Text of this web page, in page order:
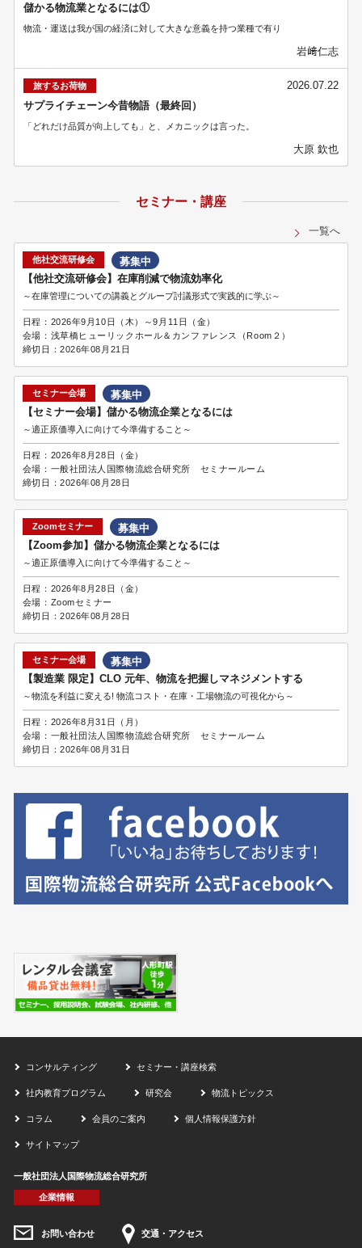
儲かる物流業となるには①
物流・運送は我が国の経済に対して大きな意義を持つ業種で有り
岩﨑仁志
旅するお荷物
2026.07.22
サプライチェーン今昔物語（最終回）
「どれだけ品質が向上しても」と、メカニックは言った。
大原 欽也
セミナー・講座
一覧へ
他社交流研修会
募集中
【他社交流研修会】在庫削減で物流効率化
～在庫管理についての講義とグループ討議形式で実践的に学ぶ～
日程： 2026年9月10日（木）～9月11日（金）
会場： 浅草橋ヒューリックホール＆カンファレンス（Room２）
締切日：2026年08月21日
セミナー会場
募集中
【セミナー会場】儲かる物流企業となるには
～適正原価導入に向けて今準備すること～
日程： 2026年8月28日（金）
会場： 一般社団法人国際物流総合研究所 セミナールーム
締切日：2026年08月28日
Zoomセミナー
募集中
【Zoom参加】儲かる物流企業となるには
～適正原価導入に向けて今準備すること～
日程： 2026年8月28日（金）
会場： Zoomセミナー
締切日：2026年08月28日
セミナー会場
募集中
【製造業 限定】CLO 元年、物流を把握しマネジメントする
～物流を利益に変える! 物流コスト・在庫・工場物流の可視化から～
日程： 2026年8月31日（月）
会場： 一般社団法人国際物流総合研究所 セミナールーム
締切日：2026年08月31日
コンサルティング セミナー・講座検索
社内教育プログラム 研究会 物流トピックス
コラム 会員のご案内 個人情報保護方針
サイトマップ
一般社団法人国際物流総合研究所
企業情報
お問い合わせ 交通・アクセス